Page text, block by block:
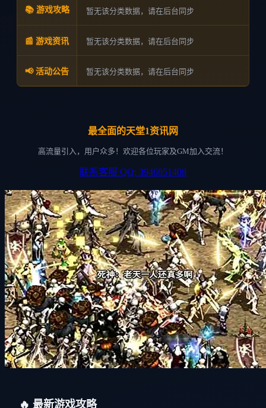
📚 游戏攻略 暂无该分类数据，请在后台同步
📰 游戏资讯 暂无该分类数据，请在后台同步
📢 活动公告 暂无该分类数据，请在后台同步
最全面的天堂1资讯网
高流量引入，用户众多！欢迎各位玩家及GM加入交流！
联系客服 QQ: 3946851408
🔥 最新游戏攻略